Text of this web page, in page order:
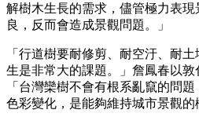
解樹木生長的需求，儘管極力表
良，反而會造成景觀問題。」
「行道樹要耐修剪、耐空汙、耐
生是非常大的課題。」詹鳳春以敦
「台灣欒樹不會有根系亂竄的問
色彩變化，是能夠維持城市景觀的